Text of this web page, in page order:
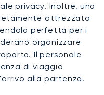
privacy. Inoltre, una
attrezzata
perfetta per i
organizzare
Il personale
di viaggio
alla partenza.